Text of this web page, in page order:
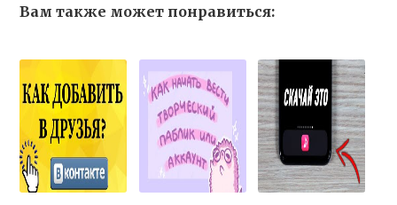
Вам также может понравиться: